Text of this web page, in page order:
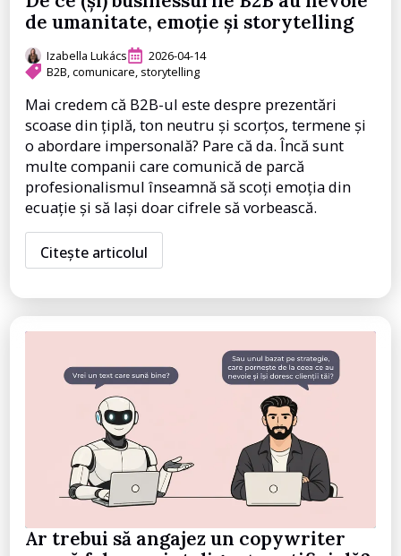
de umanitate, emoție și storytelling
Izabella Lukács
2026-04-14
B2B comunicare storytelling
Mai credem că B2B-ul este despre prezentări
scoase din țiplă, ton neutru și scorțos, termene și
o abordare impersonală? Pare că da. Încă sunt
multe companii care comunică de parcă
profesionalismul înseamnă să scoți emoția din
ecuație și să lași doar cifrele să vorbească.
Citește articolul
Ar trebui să angajez un copywriter